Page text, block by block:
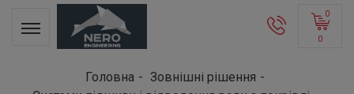
0
0
Головна
Зовнішні рішення